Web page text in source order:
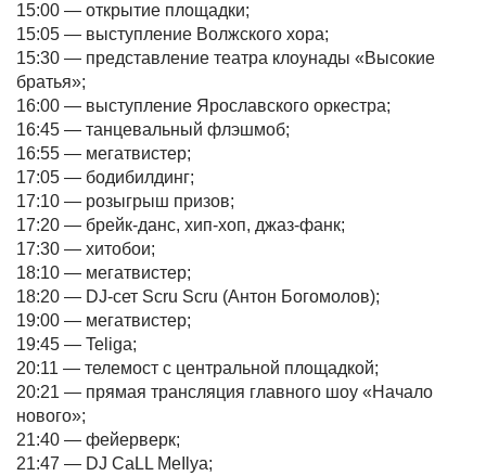
15:00 — открытие площадки;
15:05 — выступление Волжского хора;
15:30 — представление театра клоунады «Высокие
братья»;
16:00 — выступление Ярославского оркестра;
16:45 — танцевальный флэшмоб;
16:55 — мегатвистер;
17:05 — бодибилдинг;
17:10 — розыгрыш призов;
17:20 — брейк-данс, хип-хоп, джаз-фанк;
17:30 — хитобои;
18:10 — мегатвистер;
18:20 — DJ-сет Scru Scru (Антон Богомолов);
19:00 — мегатвистер;
19:45 — Teliga;
20:11 — телемост с центральной площадкой;
20:21 — прямая трансляция главного шоу «Начало
нового»;
21:40 — фейерверк;
21:47 — DJ CaLL MeIlya;